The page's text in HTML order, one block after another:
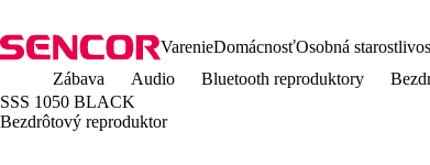
VarenieDomácnosťOsobná
Zábava
Audio Bluetooth reproduktory
SSS 1050 BLACK
Bezdrôtový reproduktor